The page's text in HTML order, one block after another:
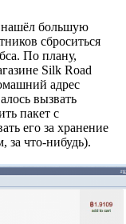
нашёл большую
сброситься
По плану,
Silk Road
адрес
вызвать
пакет с
его за хранение
за что-нибудь).